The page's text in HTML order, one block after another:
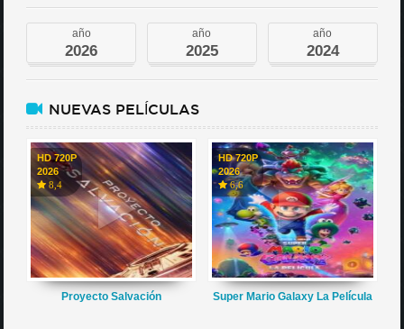
año
2026
año
2025
año
2024
NUEVAS PELÍCULAS
HD 720P
2026
8,4
Proyecto Salvación
HD 720P
2026
6,6
Super Mario Galaxy La Película